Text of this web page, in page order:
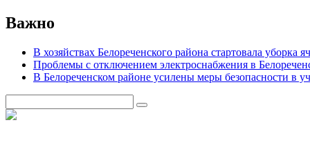
Важно
В хозяйствах Белореченского района стартовала уборка
Проблемы с отключением электроснабжения в
В Белореченском районе усилены меры безопасности в